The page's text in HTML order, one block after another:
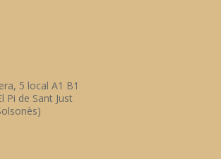
5 local A1 B1
Pi de Sant Just